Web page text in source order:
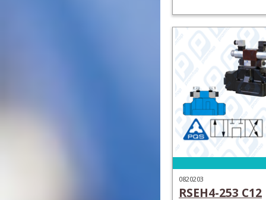
0820203
RSEH4-253 C12